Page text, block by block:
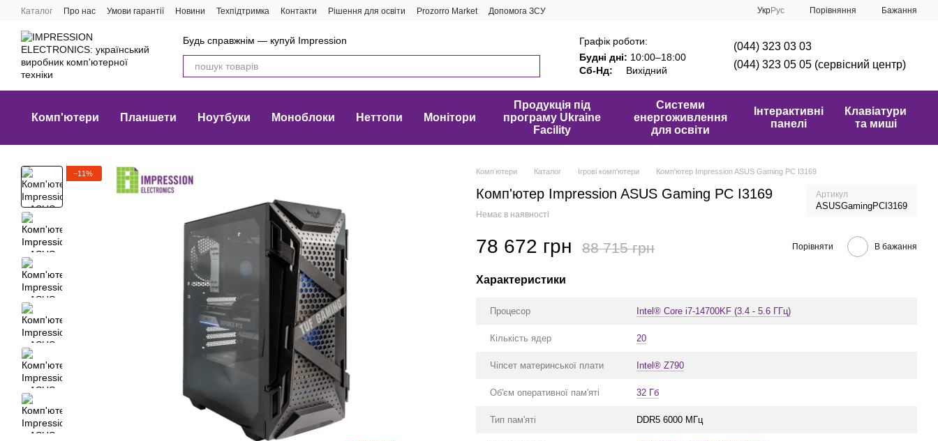
Перейти до основного контенту
Каталог Про нас Умови гарантії Новини Техпідтримка Контакти Рішення для освіти Prozorro Market Допомога ЗСУ УкрРус Порівняння Бажання
Будь справжнім — купуй Impression
Графік роботи:
Будні дні: 10:00–18:00
Сб-Нд:
Вихідний
(044) 323 03 03
(044) 323 05 05 (сервісний центр)
Комп'ютери Планшети Ноутбуки Моноблоки Неттопи Монітори
Продукція під
програму Ukraine
Facility
Системи
енергоживлення
для освіти
Інтерактивні
панелі
Клавіатури
та миші
−11% Компʼютери Каталог Ігрові комп'ютери Комп'ютер Impression ASUS Gaming PC I3169
Комп'ютер Impression ASUS Gaming PC I3169 Артикул
ASUSGamingPCI3169
Немає в наявності
78 672 грн 88 715 грн Порівняти В бажання
Характеристики
Процесор Intel® Core i7-14700KF (3.4 - 5.6 ГГц)
Кількість ядер 20
Чіпсет материнської плати Intel® Z790
Об'єм оперативної пам'яті 32 Гб
Тип пам'яті DDR5 6000 МГц